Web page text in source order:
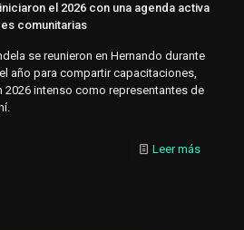
el 2026 con una agenda activa
comunitarias
se reunieron en Hernando durante
año para compartir capacitaciones,
2026 intenso como representantes de
Leer más